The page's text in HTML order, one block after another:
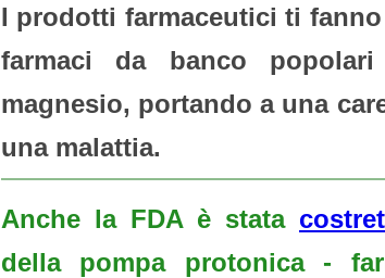
I prodotti farmaceutici ti
farmaci da banco
magnesio, portando a una
una malattia.
Anche la FDA è stata
della pompa protonica -